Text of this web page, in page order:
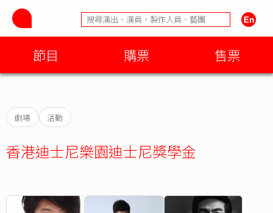
節目 購票 售票
劇場 活動
香港迪士尼樂園迪士尼獎學金